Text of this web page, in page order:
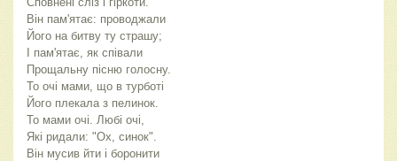
Він пам'ятає: проводжали
Його на битву ту страшу;
І пам'ятає, як співали
Прощальну пісню голосну.
То очі мами, що в турботі
Його плекала з пелинок.
То мами очі. Любі очі,
Які ридали: "Ох, синок".
Він мусив йти і боронити